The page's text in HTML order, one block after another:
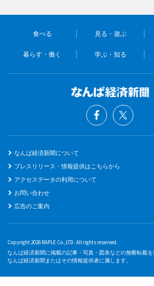
食べる 見る・遊ぶ
暮らす・働く 学ぶ・知る
なんば経済新聞について
プレスリリース・情報提供はこちらから
アクセスデータの利用について
お問い合わせ
広告のご案内
Copyright 2026 RAPLE Co.,LTD. All rights reserved.
なんば経済新聞に掲載の記事・写真・図表などの無断転載
なんば経済新聞またはその情報提供者に属します。